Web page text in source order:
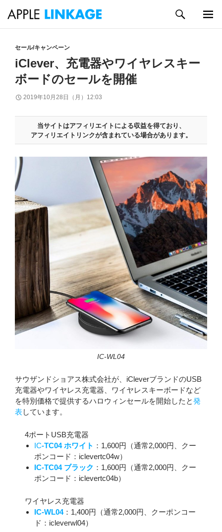
索
セール/キャンペーン
iClever、充電器やワイヤレスキー
ボードのセールを開催
2019年10月28日（月）12:03
当サイトはアフィリエイトによる収益を得ており、
アフィリエイトリンクが含まれている場合があります。
IC-WL04
サウザンドショアス株式会社が、iCleverブランドのUSB
充電器やワイヤレス充電器、ワイヤレスキーボードなど
を特別価格で提供するハロウィンセールを開始したと発
表しています。
4ポートUSB充電器
IC-TC04 ホワイト ：1,600円（通常2,000円、クー
ポンコード：iclevertc04w）
IC-TC04 ブラック ：1,600円（通常2,000円、クー
ポンコード：iclevertc04b）
ワイヤレス充電器
IC-WL04：1,400円（通常2,000円、クーポンコー
ド：icleverwl04）